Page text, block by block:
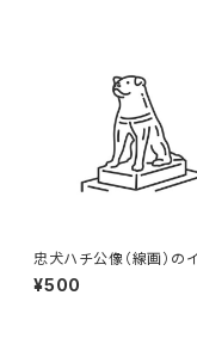
忠犬ハチ公像（線画）の
¥500